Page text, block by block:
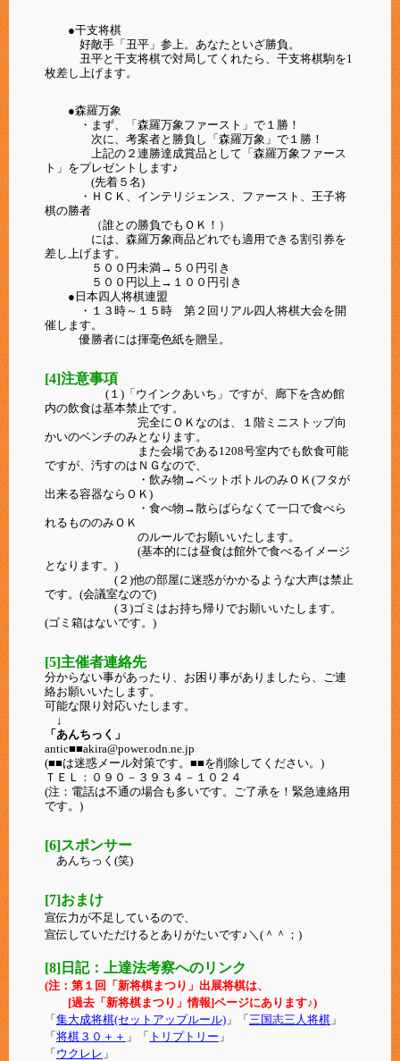
●干支将棋
好敵手「丑平」参上。あなたといざ勝負。
丑平と干支将棋で対局してくれたら、干支将棋駒を1
枚差し上げます。
●森羅万象
・まず、「森羅万象ファースト」で１勝！
次に、考案者と勝負し「森羅万象」で１勝！
上記の２連勝達成賞品として「森羅万象ファース
ト」をプレゼントします♪
(先着５名)
・ＨＣＫ、インテリジェンス、ファースト、王子将
棋の勝者
（誰との勝負でもＯＫ！）
には、森羅万象商品どれでも適用できる割引券を
差し上げます。
５００円未満→５０円引き
５００円以上→１００円引き
●日本四人将棋連盟
・１３時～１５時 第２回リアル四人将棋大会を開
催します。
優勝者には揮毫色紙を贈呈。
[4]注意事項
(１)「ウインクあいち」ですが、廊下を含め館
内の飲食は基本禁止です。
完全にＯＫなのは、１階ミニストップ向
かいのベンチのみとなります。
また会場である1208号室内でも飲食可能
ですが、汚すのはＮＧなので、
・飲み物→ペットボトルのみＯＫ(フタが
出来る容器ならＯＫ)
・食べ物→散らばらなくて一口で食べら
れるもののみＯＫ
のルールでお願いいたします。
(基本的には昼食は館外で食べるイメージ
となります。)
(２)他の部屋に迷惑がかかるような大声は禁止
です。(会議室なので)
(３)ゴミはお持ち帰りでお願いいたします。
(ゴミ箱はないです。)
[5]主催者連絡先
分からない事があったり、お困り事がありましたら、ご連
絡お願いいたします。
可能な限り対応いたします。
↓
「あんちっく」
antic■■akira@power.odn.ne.jp
(■■は迷惑メール対策です。■■を削除してください。)
ＴＥＬ：０９０－３９３４－１０２４
(注：電話は不通の場合も多いです。ご了承を！緊急連絡用
です。)
[6]スポンサー
あんちっく(笑)
[7]おまけ
宣伝力が不足しているので、
宣伝していただけるとありがたいです♪＼(＾＾；)
[8]日記：上達法考察へのリンク
(注：第１回「新将棋まつり」出展将棋は、
[過去「新将棋まつり」情報]ページにあります♪)
「 集大成将棋(セットアップルール) 」「 三国志三人将棋 」
「 将棋３０＋＋ 」「 トリプトリー 」
「 ウクレレ 」